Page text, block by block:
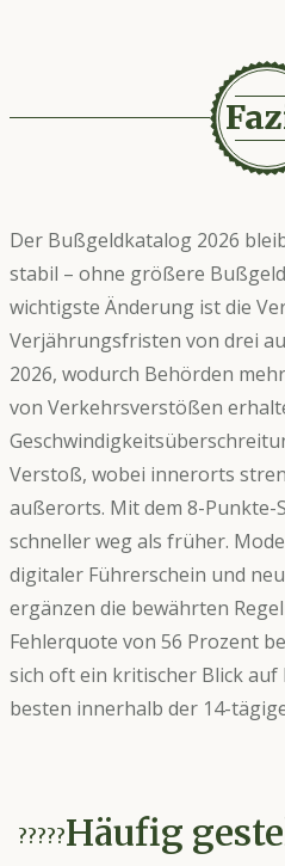
Der Bußgeldkatalog 2026
stabil – ohne größere
wichtigste Änderung ist die
Verjährungsfristen von drei
2026, wodurch Behörden
von Verkehrsverstößen
Verstoß, wobei innerorts
außerorts. Mit dem 8-Punkte-
schneller weg als früher.
digitaler Führerschein und
ergänzen die bewährten
Fehlerquote von 56 Prozent
sich oft ein kritischer Blick auf
besten innerhalb der 14-
?????Häufig